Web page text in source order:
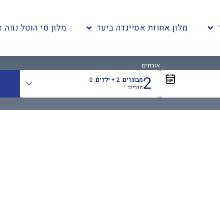
מלון אחוזת אסיינדה ביער מלון סי הוטל נווה
אורחים
אורחים
2מבוגרים:2+ ילדים:0
חדרים: 1